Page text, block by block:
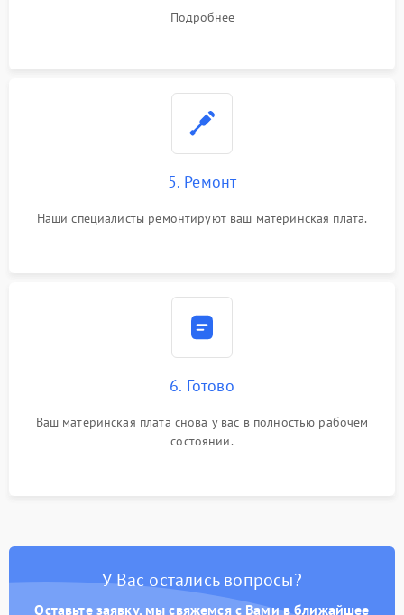
Подробнее
5. Ремонт
Наши специалисты ремонтируют ваш материнская плата.
6. Готово
Ваш материнская плата снова у вас в полностью рабочем
состоянии.
У Вас остались вопросы?
Оставьте заявку, мы свяжемся с Вами в ближайшее